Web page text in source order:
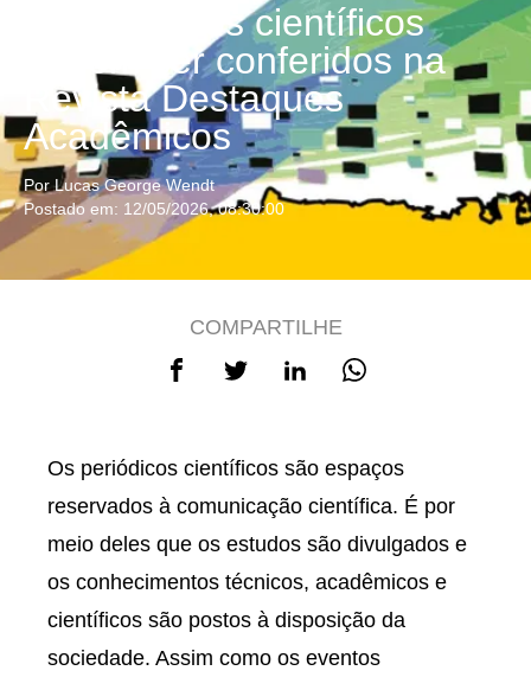
Novos textos científicos
podem ser conferidos na
Revista Destaques
Acadêmicos
Por Lucas George Wendt
Postado em: 12/05/2026, 08:30:00
COMPARTILHE
Os periódicos científicos são espaços
reservados à comunicação científica. É por
meio deles que os estudos são divulgados e
os conhecimentos técnicos, acadêmicos e
científicos são postos à disposição da
sociedade. Assim como os eventos